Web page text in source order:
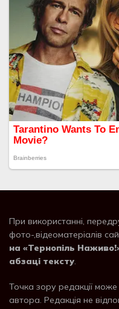
При використанні,
фото-,відеоматеріалів
на «Тернопіль
абзаці тексту.
Точка зору редакції
автора. Редакція не